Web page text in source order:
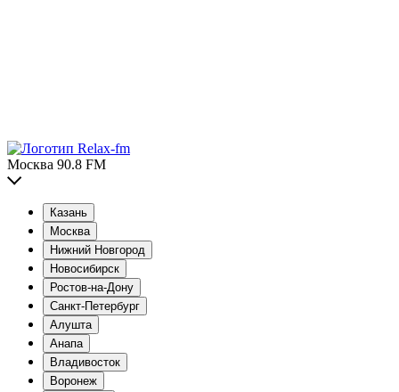
Москва 90.8 FM
Казань
Москва
Нижний Новгород
Новосибирск
Ростов-на-Дону
Санкт-Петербург
Алушта
Анапа
Владивосток
Воронеж